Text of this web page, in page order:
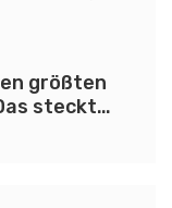
größten
steckt